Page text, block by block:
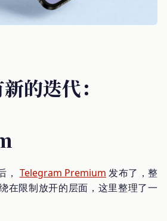
的迭代：
， Telegram Premium 发布了，整
在限制放开的层面，这里整理了一